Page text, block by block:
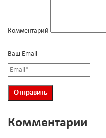
Комментарий
Ваш Email
Комментарии